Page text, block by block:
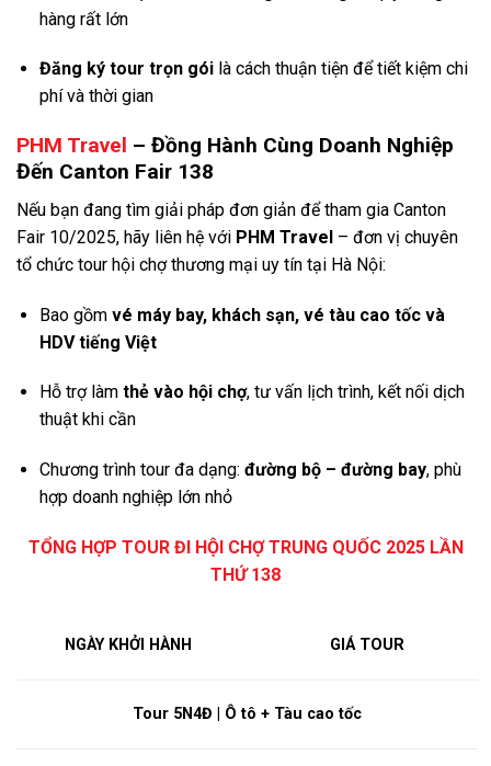
hàng rất lớn
Đăng ký tour trọn góilà cách thuận tiện để tiết kiệm chi
phí và thời gian
PHM Travel – Đồng Hành Cùng Doanh Nghiệp
Đến Canton Fair 138
Nếu bạn đang tìm giải pháp đơn giản để tham gia Canton
Fair 10/2025, hãy liên hệ với PHM Travel – đơn vị chuyên
tổ chức tour hội chợ thương mại uy tín tại Hà Nội:
Bao gồm vé máy bay, khách sạn, vé tàu cao tốc và
HDV tiếng Việt
Hỗ trợ làm thẻ vào hội chợ, tư vấn lịch trình, kết nối dịch
thuật khi cần
Chương trình tour đa dạng: đường bộ – đường bay, phù
hợp doanh nghiệp lớn nhỏ
TỔNG HỢP TOUR ĐI HỘI CHỢ TRUNG QUỐC 2025 LẦN
THỨ 138
NGÀY KHỞI HÀNH GIÁ TOUR
Tour 5N4Đ | Ô tô + Tàu cao tốc